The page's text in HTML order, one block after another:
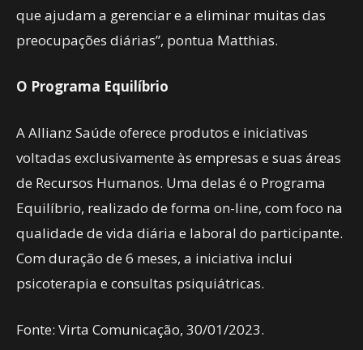
que ajudam a gerenciar e a eliminar muitas das
preocupações diárias”, pontua Matthias.
O Programa Equilíbrio
A Allianz Saúde oferece produtos e iniciativas
voltadas exclusivamente às empresas e suas áreas
de Recursos Humanos. Uma delas é o Programa
Equilíbrio, realizado de forma on-line, com foco na
qualidade de vida diária e laboral do participante.
Com duração de 6 meses, a iniciativa inclui
psicoterapia e consultas psiquiátricas.
Fonte: Virta Comunicação, 30/01/2023.